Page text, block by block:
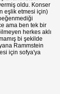
oldu. Konser
eşlik etmesi için)
ama ben tek bir
herkes aklı
bi şekilde
Rammstein
için sofya'ya